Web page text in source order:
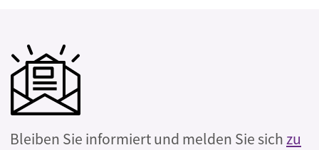
Bleiben Sie informiert und melden Sie sichzu